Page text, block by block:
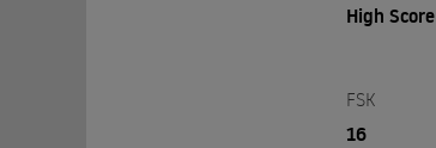
High Score
FSK
16